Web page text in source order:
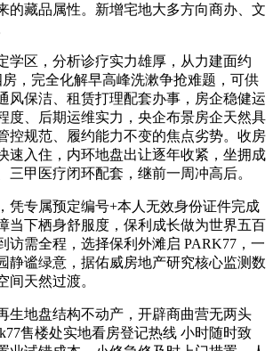
的藏品属性。新增宅地大多方向商办、文
区，分析诊疗实力雄厚，从力建面约
房，完全化解早高峰洗漱争抢难题，可供
风保洁、租赁打理配套办事，房企稳健运
度、后期运维实力，央企布景房企天然具
控规范、履约能力不变的焦点劣势。收房
速入住，内环地盘出让逐年收紧，坐拥成
三甲医疗闭环配套，继前一周冲高后。
专属预定编号+本人无效身份证件完成
当下栖身舒服度，保利成长做为世界五百
访需全程，选择保利外滩启 PARK77，一
静谧绿意，据佑威房地产研究核心监测数
间天然过渡。
地盘结构不动产，开辟商曲营无两头
售楼处实地看房登记热线 小时随时致